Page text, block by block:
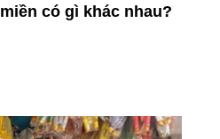
miền có gì khác nhau?